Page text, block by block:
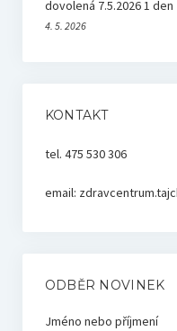
dovolená 7.5.2026 1 den
4. 5. 2026
KONTAKT
tel. 475 530 306
email:
ODBĚR NOVINEK
Jméno nebo příjmení